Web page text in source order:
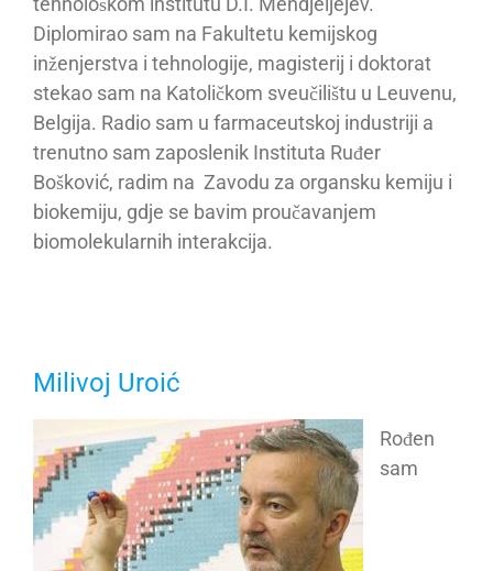
Diplomirao sam na Fakultetu kemijskog
inženjerstva i tehnologije, magisterij i doktorat
stekao sam na Katoličkom sveučilištu u Leuvenu,
Belgija. Radio sam u farmaceutskoj industriji a
trenutno sam zaposlenik Instituta Ruđer
Bošković, radim na Zavodu za organsku kemiju i
biokemiju, gdje se bavim proučavanjem
biomolekularnih interakcija.
Milivoj Uroić
Rođen
sam